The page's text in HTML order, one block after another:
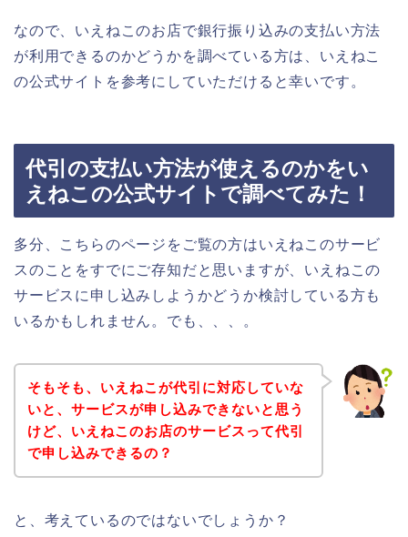
なので、いえねこのお店で銀行振り込みの支払い方法
が利用できるのかどうかを調べている方は、いえねこ
の公式サイトを参考にしていただけると幸いです。
代引の支払い方法が使えるのかをい
えねこの公式サイトで調べてみた！
多分、こちらのページをご覧の方はいえねこのサービ
スのことをすでにご存知だと思いますが、いえねこの
サービスに申し込みしようかどうか検討している方も
いるかもしれません。でも、、、。
そもそも、いえねこが代引に対応していな
いと、サービスが申し込みできないと思う
けど、いえねこのお店のサービスって代引
で申し込みできるの？
と、考えているのではないでしょうか？